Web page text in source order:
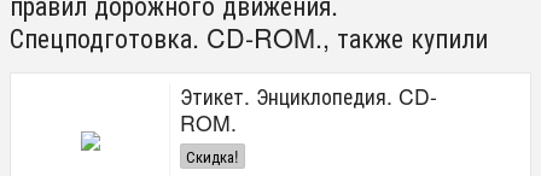
Спецподготовка. CD-ROM., также купили
Этикет. Энциклопедия. CD-
ROM.
Скидка!